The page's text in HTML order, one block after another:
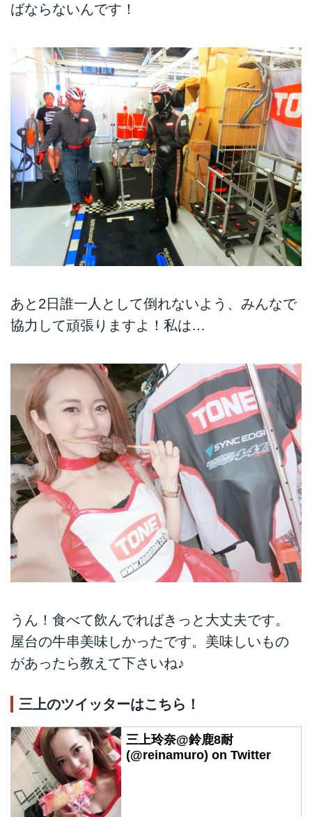
ばならないんです！
あと2日誰一人として倒れないよう、みんなで
協力して頑張りますよ！私は…
うん！食べて飲んでればきっと大丈夫です。
屋台の牛串美味しかったです。美味しいもの
があったら教えて下さいね♪
三上のツイッターはこちら！
三上玲奈@鈴鹿8耐
(@reinamuro) on Twitter